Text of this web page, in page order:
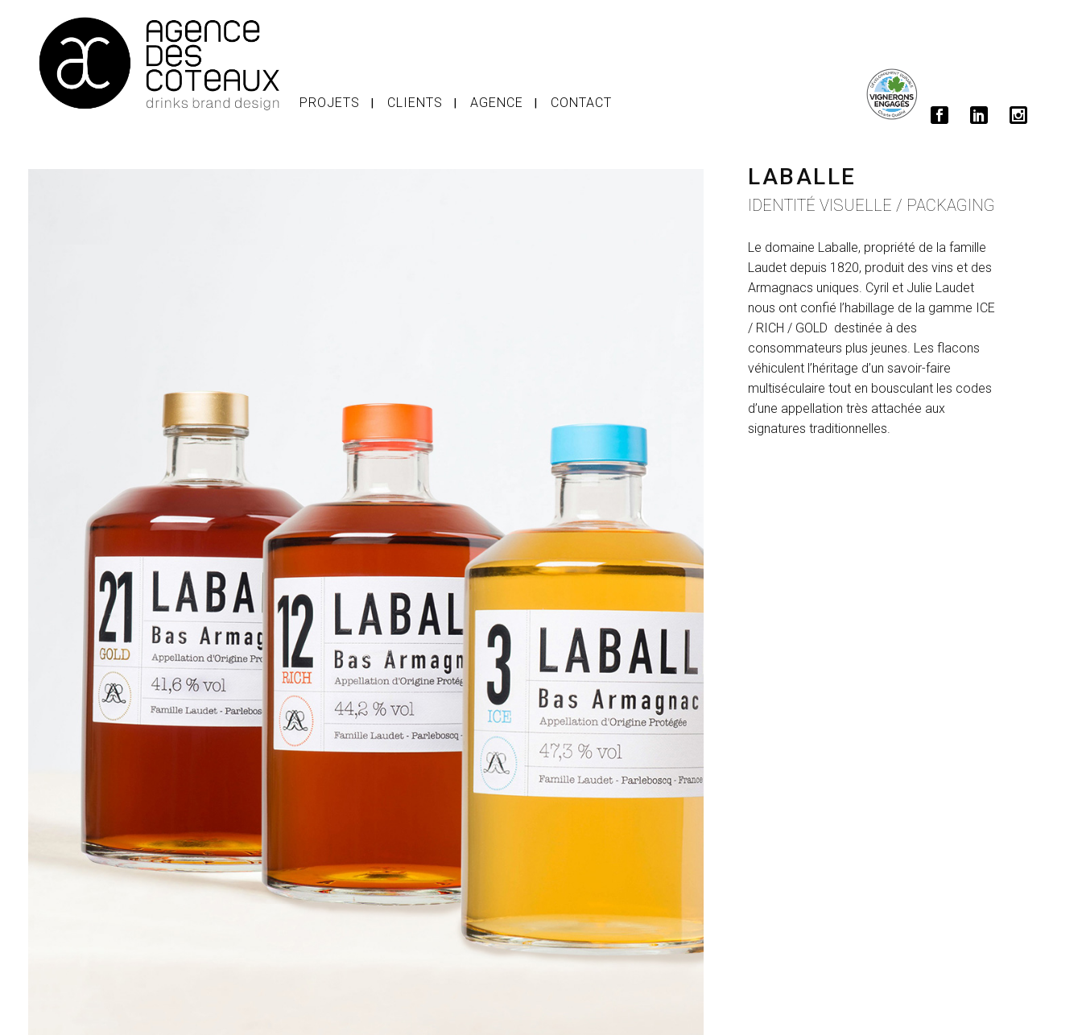
PROJETS CLIENTS AGENCE CONTACT
LABALLE
IDENTITÉ VISUELLE / PACKAGING
Le domaine Laballe, propriété de la famille
Laudet depuis 1820, produit des vins et des
Armagnacs uniques. Cyril et Julie Laudet
nous ont confié l’habillage de la gamme ICE
/ RICH / GOLD destinée à des
consommateurs plus jeunes. Les flacons
véhiculent l’héritage d’un savoir-faire
multiséculaire tout en bousculant les codes
d’une appellation très attachée aux
signatures traditionnelles.